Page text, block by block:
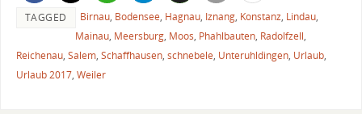
TAGGED Birnau, Bodensee, Hagnau, Iznang, Konstanz, Lindau,
Mainau, Meersburg, Moos, Phahlbauten, Radolfzell,
Reichenau, Salem, Schaffhausen, schnebele, Unteruhldingen, Urlaub,
Urlaub 2017, Weiler